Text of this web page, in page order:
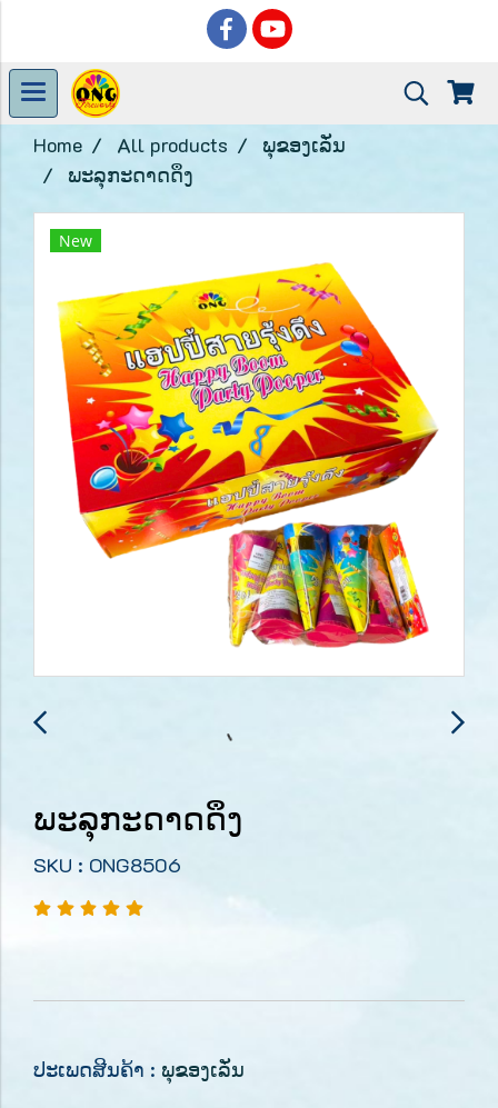
Home All products
ພຸຂອງເລັ່ນ
ພະລຸກະດາດດຶງ
New
ພະລຸກະດາດດຶງ
SKU : ONG8506
ປະເພດສີນຄ້າ : ພຸຂອງເລັ່ນ